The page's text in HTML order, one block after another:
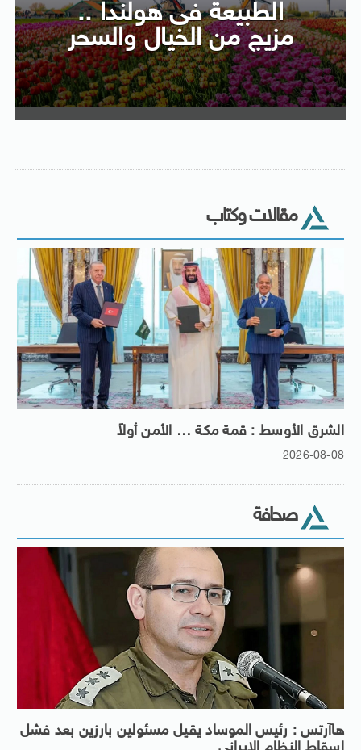
الطبيعة فى هولندا ..
مزيج من الخيال والسحر
مقالات وكتاب
الشرق الأوسط : قمة مكة … الأمن أولاً
2026-08-08
صحافة
هاآرتس : رئيس الموساد يقيل مسئولين بارزين بعد فشل